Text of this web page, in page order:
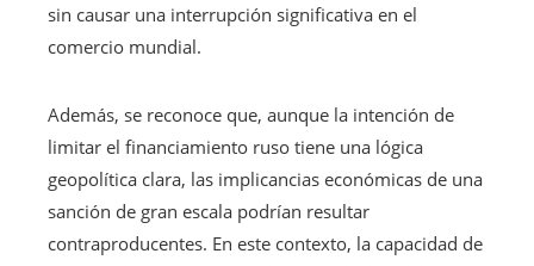
sin causar una interrupción significativa en el
comercio mundial.
Además, se reconoce que, aunque la intención de
limitar el financiamiento ruso tiene una lógica
geopolítica clara, las implicancias económicas de una
sanción de gran escala podrían resultar
contraproducentes. En este contexto, la capacidad de